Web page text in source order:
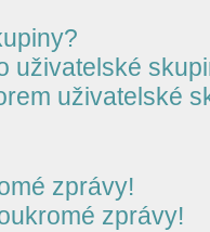
uživatelské
uživatelské
zprávy!
zprávy!